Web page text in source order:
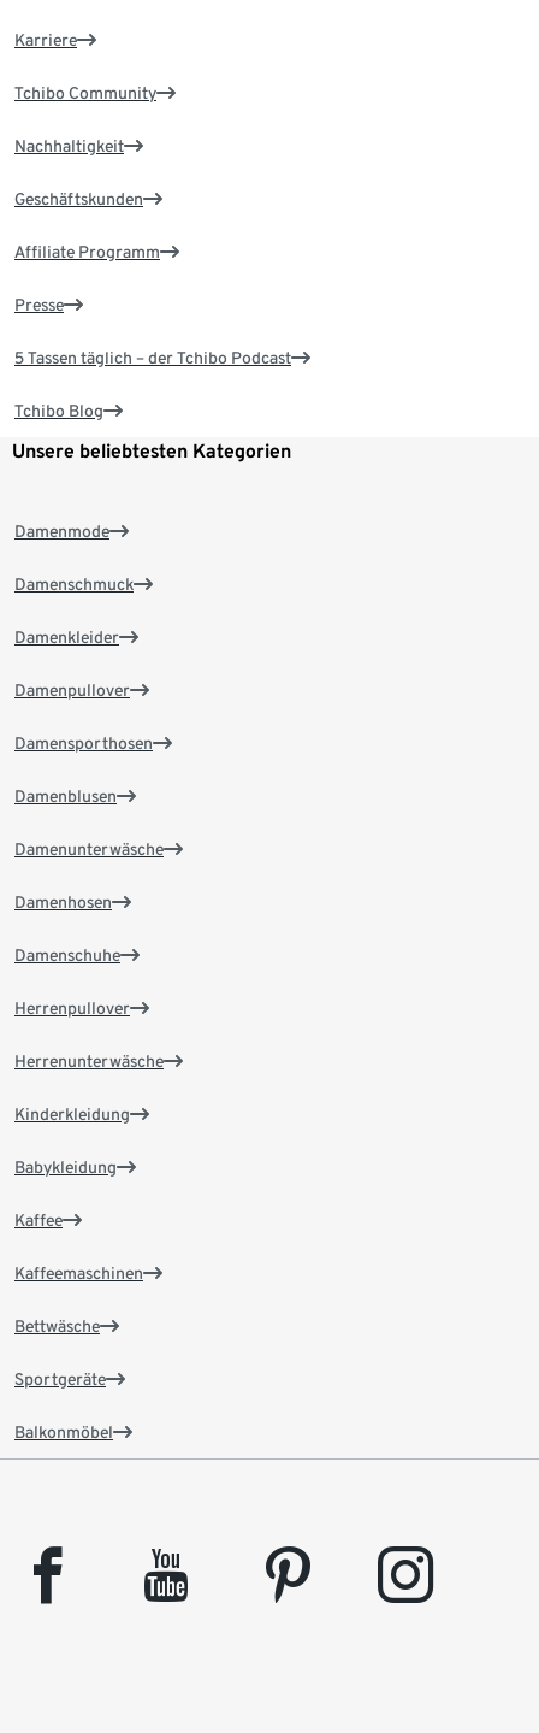
Karriere
Tchibo Community
Nachhaltigkeit
Geschäftskunden
Affiliate Programm
Presse
5 Tassen täglich – der Tchibo Podcast
Tchibo Blog
Unsere beliebtesten Kategorien
Damenmode
Damenschmuck
Damenkleider
Damenpullover
Damensporthosen
Damenblusen
Damenunterwäsche
Damenhosen
Damenschuhe
Herrenpullover
Herrenunterwäsche
Kinderkleidung
Babykleidung
Kaffee
Kaffeemaschinen
Bettwäsche
Sportgeräte
Balkonmöbel
facebook youtube pinterest instagram